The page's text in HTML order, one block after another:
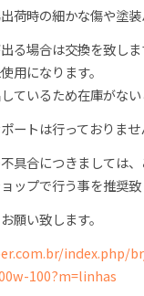
荷時の細かな傷や塗装
る場合は交換を致しま
用になります。
ているため在庫がない
ートは行っておりませ
具合につきましては、
ップで行う事を推奨致
願い致します。
index.php/
100?m=linhas